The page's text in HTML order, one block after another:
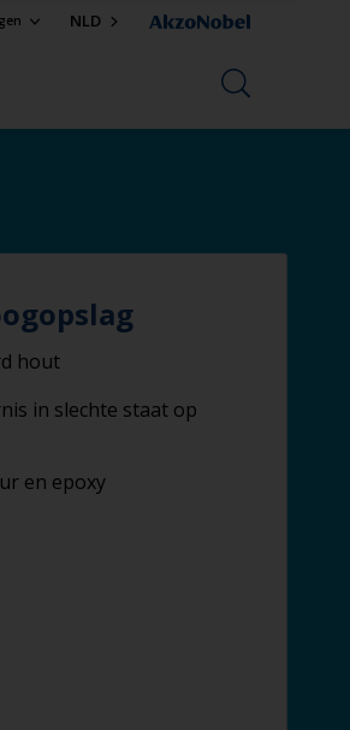
NLD
hout
in slechte staat op
en epoxy